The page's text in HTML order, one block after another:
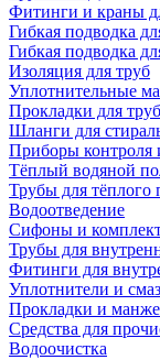
Фитинги и краны
Гибкая подводка
Гибкая подводка
Изоляция для труб
Уплотнительные
Прокладки для труб
Шланги для
Приборы контроля
Тёплый водяной
Трубы для тёплого
Водоотведение
Сифоны и
Трубы для
Фитинги для
Уплотнители и
Прокладки и
Средства для
Водоочистка